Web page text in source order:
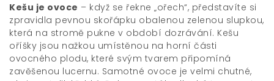
Kešu je ovoce – když se řekne „ořech“, představíte si
zpravidla pevnou skořápku obalenou zelenou slupkou,
která na stromě pukne v období dozrávání. Kešu
oříšky jsou nažkou umístěnou na horní části
ovocného plodu, které svým tvarem připomíná
zavěšenou lucernu. Samotné ovoce je velmi chutné,